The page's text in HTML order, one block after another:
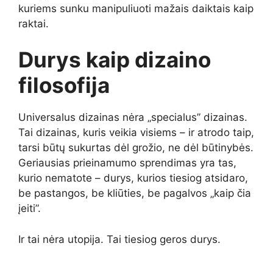
kuriems sunku manipuliuoti mažais daiktais kaip
raktai.
Durys kaip dizaino
filosofija
Universalus dizainas nėra „specialus” dizainas.
Tai dizainas, kuris veikia visiems – ir atrodo taip,
tarsi būtų sukurtas dėl grožio, ne dėl būtinybės.
Geriausias prieinamumo sprendimas yra tas,
kurio nematote – durys, kurios tiesiog atsidaro,
be pastangos, be kliūties, be pagalvos „kaip čia
įeiti”.
Ir tai nėra utopija. Tai tiesiog geros durys.